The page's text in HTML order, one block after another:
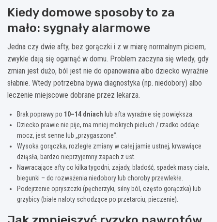
Kiedy domowe sposoby to za
mało: sygnały alarmowe
Jedna czy dwie afty, bez gorączki i z w miarę normalnym piciem,
zwykle dają się ogarnąć w domu. Problem zaczyna się wtedy, gdy
zmian jest dużo, ból jest nie do opanowania albo dziecko wyraźnie
słabnie. Wtedy potrzebna bywa diagnostyka (np. niedobory) albo
leczenie miejscowe dobrane przez lekarza.
Brak poprawy po 10–14 dniach lub afta wyraźnie się powiększa.
Dziecko prawie nie pije, ma mniej mokrych pieluch / rzadko oddaje
mocz, jest senne lub „przygaszone”.
Wysoka gorączka, rozległe zmiany w całej jamie ustnej, krwawiące
dziąsła, bardzo nieprzyjemny zapach z ust.
Nawracające afty co kilka tygodni, zajady, bladość, spadek masy ciała,
biegunki – do rozważenia niedobory lub choroby przewlekłe.
Podejrzenie opryszczki (pęcherzyki, silny ból, często gorączka) lub
grzybicy (białe naloty schodzące po przetarciu, pieczenie).